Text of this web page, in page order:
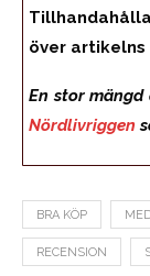
över artikelns
En stor mängd
Nördlivriggen
BRA KÖP
RECENSION